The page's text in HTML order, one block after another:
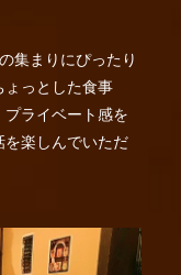
集まりにぴったり
ょっとした食事
ライベート感を
楽しんでいただ